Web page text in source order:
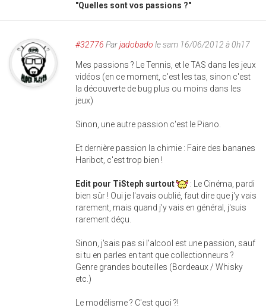
"Quelles sont vos passions ?"
#32776 Parjadobado le sam 16/06/2012 à 0h17
Mes passions ? Le Tennis, et le TAS dans les jeux
vidéos (en ce moment, c'est les tas, sinon c'est
la découverte de bug plus ou moins dans les
jeux)
Sinon, une autre passion c'est le Piano.
Et dernière passion la chimie : Faire des bananes
Haribot, c'est trop bien !
Edit pour TiSteph surtout
: Le Cinéma, pardi
bien sûr ! Oui je l'avais oublié, faut dire que j'y vais
rarement, mais quand j'y vais en général, j'suis
rarement déçu.
Sinon, j'sais pas si l'alcool est une passion, sauf
si tu en parles en tant que collectionneurs ?
Genre grandes bouteilles (Bordeaux / Whisky
etc.)
Le modélisme ? C'est quoi ?!